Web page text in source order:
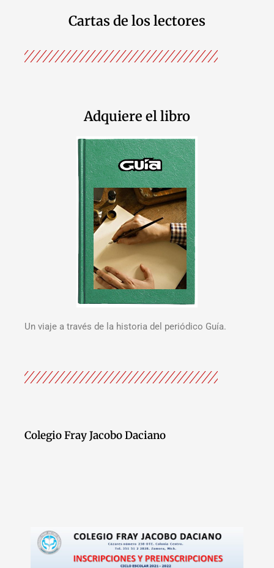
Cartas de los lectores
Adquiere el libro
Un viaje a través de la historia del periódico Guía.
Colegio Fray Jacobo Daciano